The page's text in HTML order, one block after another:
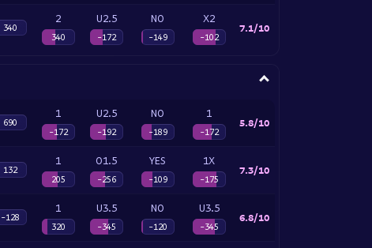
340
2
340
U2.5
-172
NO
-149
X2
-102
7.1/10
690
1
-172
U2.5
-192
NO
-189
1
-172
5.8/10
132
1
205
O1.5
-256
YES
-109
1X
-175
7.3/10
-128
1
320
U3.5
-345
NO
-120
U3.5
-345
6.8/10